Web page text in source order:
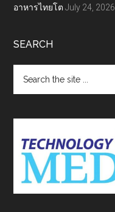
อาหารไทยโต July 24, 2026
SEARCH
the